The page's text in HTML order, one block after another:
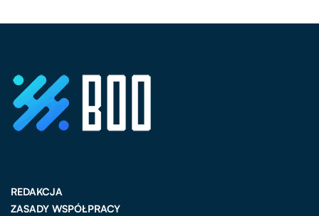
REDAKCJA
ZASADY WSPÓŁPRACY